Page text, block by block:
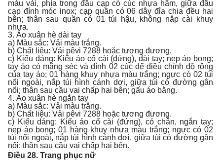
màu vải, phía trong đầu cạp có cúc nhựa hãm, giữa đầu
cạp đính móc inox; cạp quần có 06 dây đỉa chia đều hai
bên; thân sau quần có 01 túi hậu, không nắp cài khuy
nhựa.
3. Áo xuân hè dài tay
a) Màu sắc: Vải màu trắng.
b) Chất liệu: Vải pêvi 7288 hoặc tương đương.
c) Kiểu dáng: Kiểu áo cổ cài (đứng), dài tay; nẹp áo bong;
tay áo có măng séc và đính 02 cúc để điều chỉnh độ rộng
của tay áo; 01 hàng khuy nhựa màu trắng; ngực có 02 túi
nổi ngoài, nắp túi hình cánh dơi, giữa túi có đường gân
nổi; thân sau cầu vai chấp hai bên; gấu áo bằng.
4. Áo xuân hè ngắn tay
a) Màu sắc: Vải màu trắng.
b) Chất liệu: Vải pêvi 7288 hoặc tương đương.
c) Kiểu dáng: Kiểu áo cổ cài (đứng), có chân, ngắn tay;
nẹp áo bong; 01 hàng khuy nhựa màu trắng; ngực có 02
túi nổi ngoài, nắp túi hình cánh dơi, giữa túi có đường gân
nổi; thân sau cầu vai chấp hai bên.
Điều 28. Trang phục nữ